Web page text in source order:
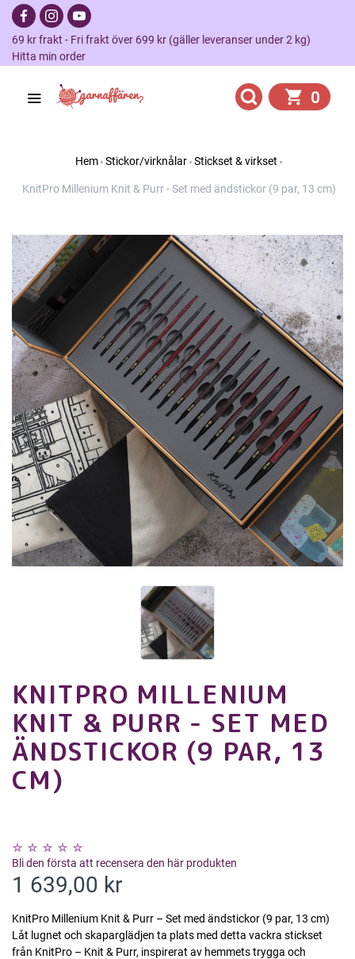
69 kr frakt - Fri frakt över 699 kr (gäller leveranser under 2 kg)
Hitta min order
0
Hem Stickor/virknålar Stickset & virkset
KnitPro Millenium Knit & Purr - Set med ändstickor (9 par, 13 cm)
KNITPRO MILLENIUM
KNIT & PURR - SET MED
ÄNDSTICKOR (9 PAR, 13
CM)
Bli den första att recensera den här produkten
1 639,00 kr
KnitPro Millenium Knit & Purr – Set med ändstickor (9 par, 13 cm)
Låt lugnet och skaparglädjen ta plats med detta vackra stickset
från KnitPro – Knit & Purr, inspirerat av hemmets trygga och